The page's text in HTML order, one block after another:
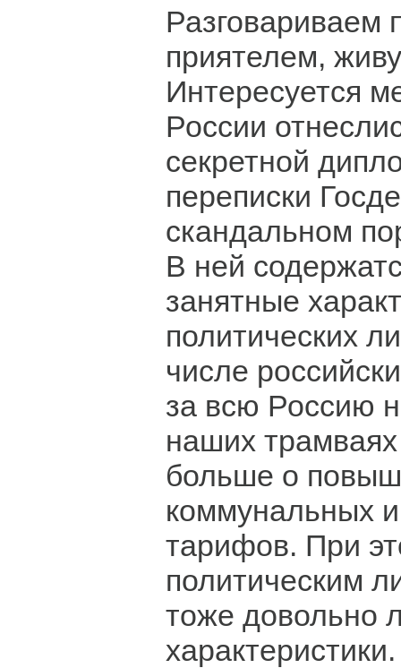
Разговариваем
приятелем,
Интересуется
России
секретной
переписки
скандальном
В ней
занятные
политических
числе
за всю Россию
наших
больше о
коммунальных
тарифов. При
политическим
тоже довольно
характеристики.